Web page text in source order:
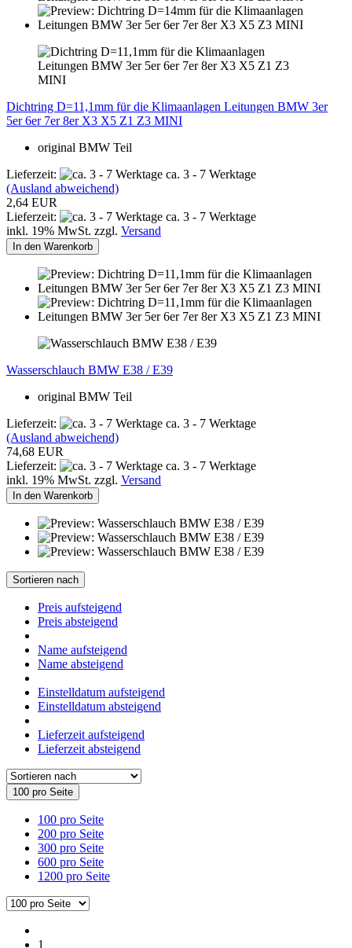
Dichtring D=11,1mm für die Klimaanlagen Leitungen BMW 3er
5er 6er 7er 8er X3 X5 Z1 Z3 MINI
original BMW Teil
Lieferzeit:
ca. 3 - 7 Werktage
(Ausland abweichend)
2,64 EUR
Lieferzeit:
ca. 3 - 7 Werktage
inkl. 19% MwSt. zzgl. Versand
In den Warenkorb
Wasserschlauch BMW E38 / E39
original BMW Teil
Lieferzeit:
ca. 3 - 7 Werktage
(Ausland abweichend)
74,68 EUR
Lieferzeit:
ca. 3 - 7 Werktage
inkl. 19% MwSt. zzgl. Versand
In den Warenkorb
Sortieren nach
Preis aufsteigend
Preis absteigend
Name aufsteigend
Name absteigend
Einstelldatum aufsteigend
Einstelldatum absteigend
Lieferzeit aufsteigend
Lieferzeit absteigend
100 pro Seite
100 pro Seite
200 pro Seite
300 pro Seite
600 pro Seite
1200 pro Seite
1